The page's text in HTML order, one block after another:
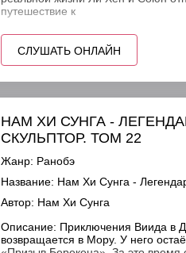
путешествие к
СЛУШАТЬ ОНЛАЙН
НАМ ХИ СУНГА -
СКУЛЬПТОР. ТОМ 22
Жанр: Ранобэ
Название: Нам Хи Сунга -
Автор: Нам Хи Сунга
Описание: Приключения Виида в
возвращается в Мору. У него